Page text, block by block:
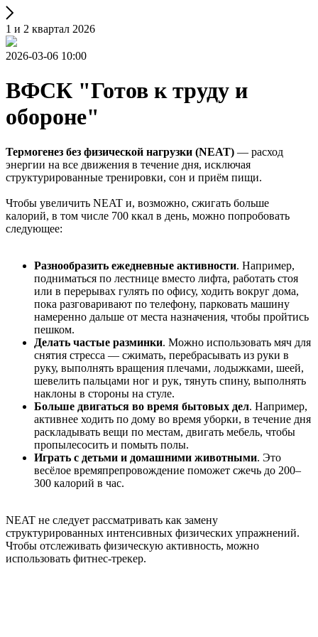
1 и 2 квартал 2026
2026-03-06 10:00
ВФСК "Готов к труду и
обороне"
Термогенез без физической нагрузки (NEAT) — расход
энергии на все движения в течение дня, исключая
структурированные тренировки, сон и приём пищи.
Чтобы увеличить NEAT и, возможно, сжигать больше
калорий, в том числе 700 ккал в день, можно попробовать
следующее:
Разнообразить ежедневные активности. Например,
подниматься по лестнице вместо лифта, работать стоя
или в перерывах гулять по офису, ходить вокруг дома,
пока разговаривают по телефону, парковать машину
намеренно дальше от места назначения, чтобы пройтись
пешком.
Делать частые разминки. Можно использовать мяч для
снятия стресса — сжимать, перебрасывать из руки в
руку, выполнять вращения плечами, лодыжками, шеей,
шевелить пальцами ног и рук, тянуть спину, выполнять
наклоны в стороны на стуле.
Больше двигаться во время бытовых дел. Например,
активнее ходить по дому во время уборки, в течение дня
раскладывать вещи по местам, двигать мебель, чтобы
пропылесосить и помыть полы.
Играть с детьми и домашними животными. Это
весёлое времяпрепровождение поможет сжечь до 200–
300 калорий в час.
NEAT не следует рассматривать как замену
структурированных интенсивных физических упражнений.
Чтобы отслеживать физическую активность, можно
использовать фитнес-трекер.